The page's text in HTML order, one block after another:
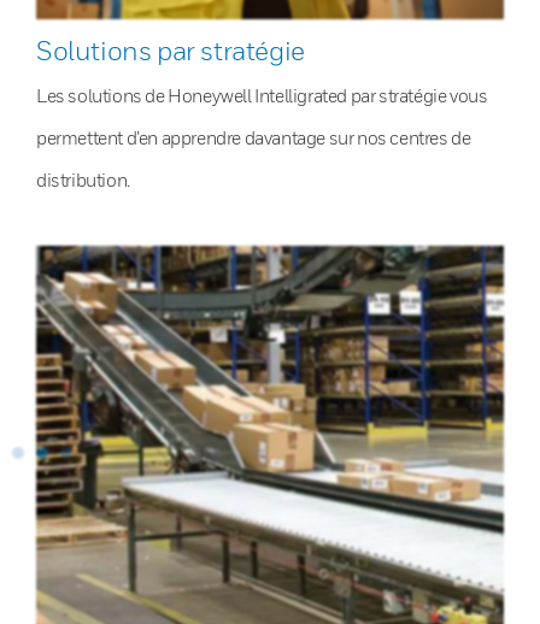
Solutions par stratégie
Les solutions de Honeywell Intelligrated par stratégie vous
permettent d’en apprendre davantage sur nos centres de
distribution.